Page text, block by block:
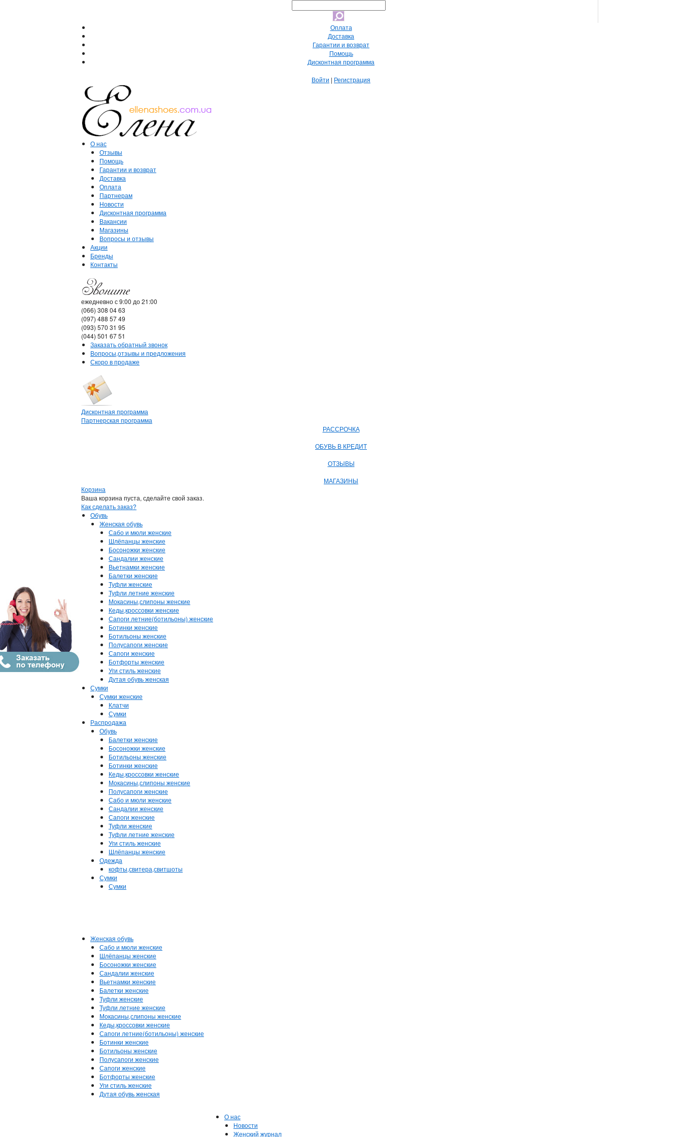
Оплата
Доставка
Гарантии и возврат
Помощь
Дисконтная программа
Войти | Регистрация
О нас
Отзывы
Помощь
Гарантии и возврат
Доставка
Оплата
Партнерам
Новости
Дисконтная программа
Вакансии
Магазины
Вопросы и отзывы
Акции
Бренды
Контакты
ежедневно с 9:00 до 21:00
(066) 308 04 63
(097) 488 57 49
(093) 570 31 95
(044) 501 67 51
Заказать обратный звонок
Вопросы,отзывы и предложения
Скоро в продаже
Дисконтная программа
Партнерская программа
РАССРОЧКА
ОБУВЬ В КРЕДИТ
ОТЗЫВЫ
МАГАЗИНЫ
Корзина
Ваша корзина пуста, сделайте свой заказ.
Как сделать заказ?
Обувь
Женская обувь
Сабо и мюли женские
Шлёпанцы женские
Босоножки женские
Сандалии женские
Вьетнамки женские
Балетки женские
Туфли женские
Туфли летние женские
Мокасины,слипоны женские
Кеды,кроссовки женские
Сапоги летние(ботильоны) женские
Ботинки женские
Ботильоны женские
Полусапоги женские
Сапоги женские
Ботфорты женские
Уги стиль женские
Дутая обувь женская
Сумки
Сумки женские
Клатчи
Сумки
Распродажа
Обувь
Балетки женские
Босоножки женские
Ботильоны женские
Ботинки женские
Кеды,кроссовки женские
Мокасины,слипоны женские
Полусапоги женские
Сабо и мюли женские
Сандалии женские
Сапоги женские
Туфли женские
Туфли летние женские
Уги стиль женские
Шлёпанцы женские
Одежда
кофты,свитера,свитшоты
Сумки
Сумки
Женская обувь
Сабо и мюли женские
Шлёпанцы женские
Босоножки женские
Сандалии женские
Вьетнамки женские
Балетки женские
Туфли женские
Туфли летние женские
Мокасины,слипоны женские
Кеды,кроссовки женские
Сапоги летние(ботильоны) женские
Ботинки женские
Ботильоны женские
Полусапоги женские
Сапоги женские
Ботфорты женские
Уги стиль женские
Дутая обувь женская
О нас
Новости
Женский журнал